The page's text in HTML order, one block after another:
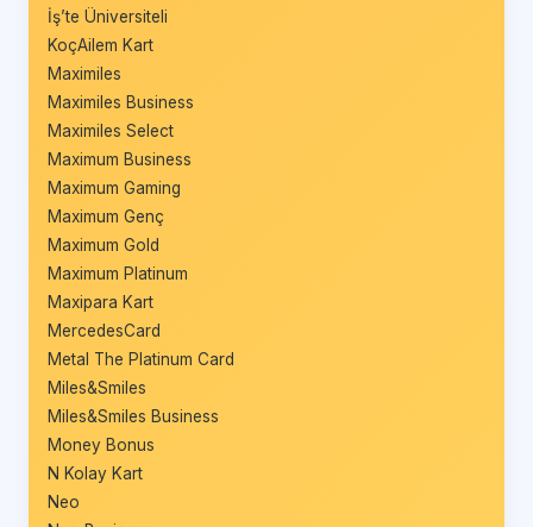
İş’te Üniversiteli
KoçAilem Kart
Maximiles
Maximiles Business
Maximiles Select
Maximum Business
Maximum Gaming
Maximum Genç
Maximum Gold
Maximum Platinum
Maxipara Kart
MercedesCard
Metal The Platinum Card
Miles&Smiles
Miles&Smiles Business
Money Bonus
N Kolay Kart
Neo